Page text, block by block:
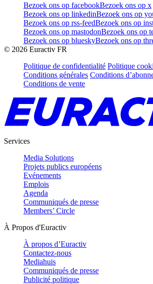
Bezoek ons op facebookBezoek ons op x
Bezoek ons op linkedinBezoek ons op
Bezoek ons op rss-feedBezoek ons op
Bezoek ons op mastodonBezoek ons op
Bezoek ons op blueskyBezoek ons op
© 2026 Euractiv FR
Politique de confidentialité Politique
Conditions générales Conditions
Conditions de vente
Services
Media Solutions
Projets publics européens
Evénements
Emplois
Agenda
Communiqués de presse
Members’ Circle
À Propos d'Euractiv
À propos d’Euractiv
Contactez-nous
Mediahuis
Communiqués de presse
Publicité politique